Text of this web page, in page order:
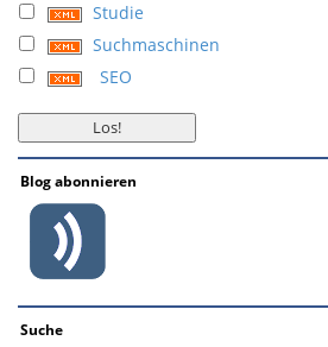
Studie
Suchmaschinen
SEO
Blog abonnieren
Suche